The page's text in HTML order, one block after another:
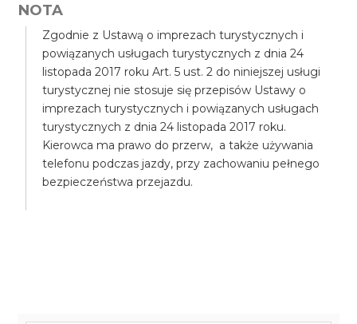
NOTA
Zgodnie z Ustawą o imprezach turystycznych i
powiązanych usługach turystycznych z dnia 24
listopada 2017 roku Art. 5 ust. 2 do niniejszej usługi
turystycznej nie stosuje się przepisów Ustawy o
imprezach turystycznych i powiązanych usługach
turystycznych z dnia 24 listopada 2017 roku.
Kierowca ma prawo do przerw, a także używania
telefonu podczas jazdy, przy zachowaniu pełnego
bezpieczeństwa przejazdu.